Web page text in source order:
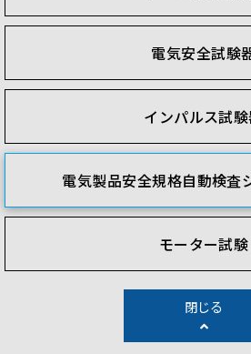
電気安全試験
インパルス試
電気製品安全規格自動検査
モーター試験
閉じる